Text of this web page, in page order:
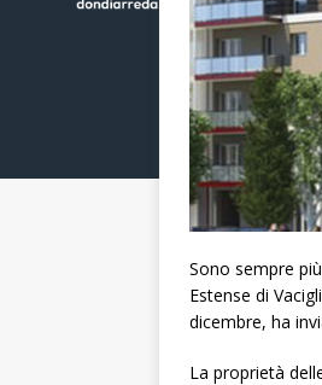
Sono sempre
Estense di
dicembre, ha
La proprietà